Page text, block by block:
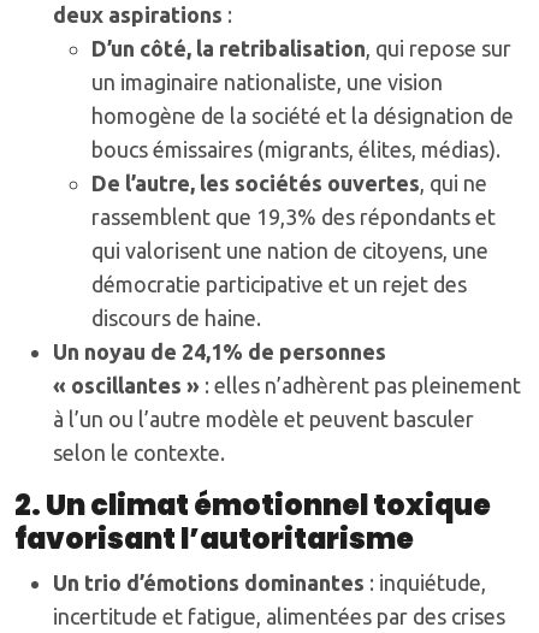
deux aspirations :
D’un côté, la retribalisation , qui repose sur
un imaginaire nationaliste, une vision
homogène de la société et la désignation de
boucs émissaires (migrants, élites, médias).
De l’autre, les sociétés ouvertes , qui ne
rassemblent que 19,3% des répondants et
qui valorisent une nation de citoyens, une
démocratie participative et un rejet des
discours de haine.
Un noyau de 24,1% de personnes
« oscillantes » : elles n’adhèrent pas pleinement
à l’un ou l’autre modèle et peuvent basculer
selon le contexte.
2. Un climat émotionnel toxique
favorisant l’autoritarisme
Un trio d’émotions dominantes : inquiétude,
incertitude et fatigue, alimentées par des crises